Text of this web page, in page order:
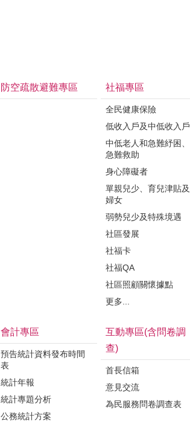
防空疏散避難專區 社福專區
全民健康保險
低收入戶及中低收入戶
中低老人和急難紓困、
急難救助
身心障礙者
單親兒少、育兒津貼及
婦女
弱勢兒少及特殊境遇
社區發展
社福卡
社福QA
社區照顧關懷據點
更多...
會計專區
預告統計資料發布時間
表
統計年報
統計專題分析
公務統計方案
互動專區(含問卷調
查)
首長信箱
意見交流
為民服務問卷調查表